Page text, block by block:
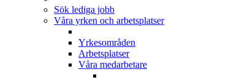
Sök lediga jobb
Våra yrken och arbetsplatser
Yrkesområden
Arbetsplatser
Våra medarbetare